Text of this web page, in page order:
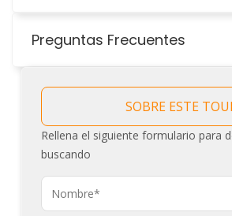
Preguntas Frecuentes
SOBRE ESTE
Rellena el siguiente formulario para
buscando